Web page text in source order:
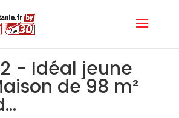
- Idéal jeune
de 98 m²